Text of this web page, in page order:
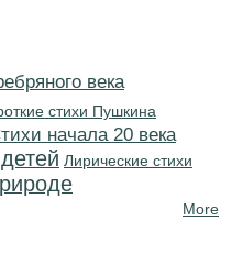
века
стихи Пушкина
начала 20 века
Лирические стихи
More